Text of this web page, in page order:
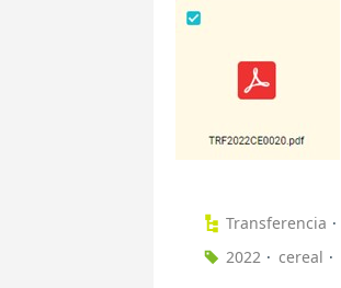
Transferencia
2022
cereal